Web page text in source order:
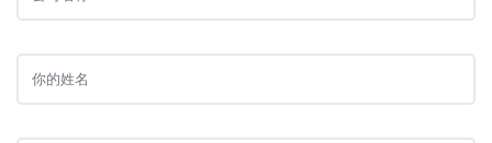
姓